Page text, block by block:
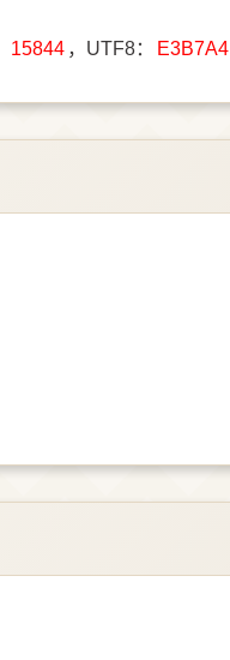
15844 ，UTF8： E3B7A4